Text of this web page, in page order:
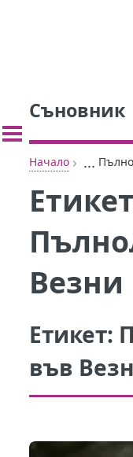
Съновник
Начало › ...
Везни
Етикет:
във